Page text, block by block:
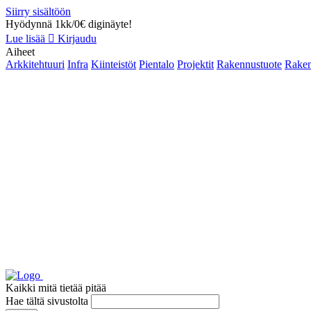
Siirry sisältöön
Hyödynnä 1kk/0€ diginäyte!
Lue lisää
Kirjaudu
Aiheet
Arkkitehtuuri Infra Kiinteistöt Pientalo Projektit Rakennustuote
Kaikki mitä tietää pitää
Hae tältä sivustolta